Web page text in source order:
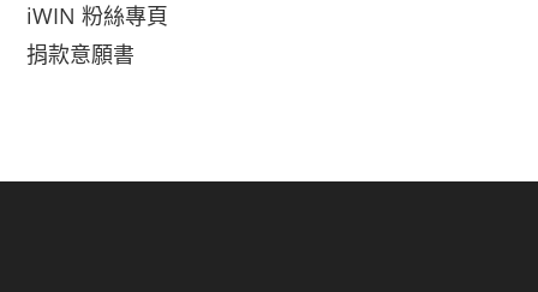
iWIN 粉絲專頁
捐款意願書